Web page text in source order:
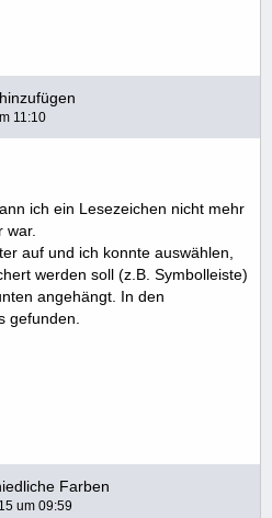
11:10
ich ein Lesezeichen nicht mehr
war.
auf und ich konnte auswählen,
werden soll (z.B. Symbolleiste)
angehängt. In den
gefunden.
Farben
um 09:59